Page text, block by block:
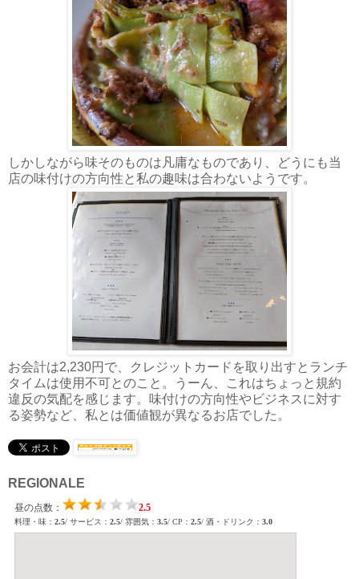
しかしながら味そのものは凡庸なものであり、どうにも当
店の味付けの方向性と私の趣味は合わないようです。
お会計は2,230円で、クレジットカードを取り出すとランチ
タイムは使用不可とのこと。うーん、これはちょっと規約
違反の気配を感じます。味付けの方向性やビジネスに対す
る姿勢など、私とは価値観が異なるお店でした。
REGIONALE